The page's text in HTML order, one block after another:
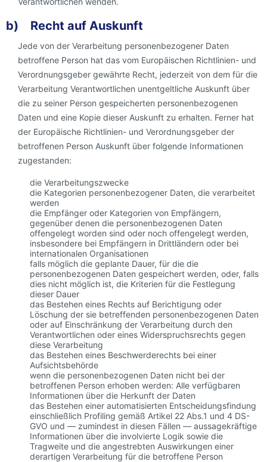
b) Recht auf Auskunft
Jede von der Verarbeitung personenbezogener Daten
betroffene Person hat das vom Europäischen Richtlinien- und
Verordnungsgeber gewährte Recht, jederzeit von dem für die
Verarbeitung Verantwortlichen unentgeltliche Auskunft über
die zu seiner Person gespeicherten personenbezogenen
Daten und eine Kopie dieser Auskunft zu erhalten. Ferner hat
der Europäische Richtlinien- und Verordnungsgeber der
betroffenen Person Auskunft über folgende Informationen
zugestanden:
die Verarbeitungszwecke
die Kategorien personenbezogener Daten, die verarbeitet
werden
die Empfänger oder Kategorien von Empfängern,
gegenüber denen die personenbezogenen Daten
offengelegt worden sind oder noch offengelegt werden,
insbesondere bei Empfängern in Drittländern oder bei
internationalen Organisationen
falls möglich die geplante Dauer, für die die
personenbezogenen Daten gespeichert werden, oder, falls
dies nicht möglich ist, die Kriterien für die Festlegung
dieser Dauer
das Bestehen eines Rechts auf Berichtigung oder
Löschung der sie betreffenden personenbezogenen Daten
oder auf Einschränkung der Verarbeitung durch den
Verantwortlichen oder eines Widerspruchsrechts gegen
diese Verarbeitung
das Bestehen eines Beschwerderechts bei einer
Aufsichtsbehörde
wenn die personenbezogenen Daten nicht bei der
betroffenen Person erhoben werden: Alle verfügbaren
Informationen über die Herkunft der Daten
das Bestehen einer automatisierten Entscheidungsfindung
einschließlich Profiling gemäß Artikel 22 Abs.1 und 4 DS-
GVO und — zumindest in diesen Fällen — aussagekräftige
Informationen über die involvierte Logik sowie die
Tragweite und die angestrebten Auswirkungen einer
derartigen Verarbeitung für die betroffene Person